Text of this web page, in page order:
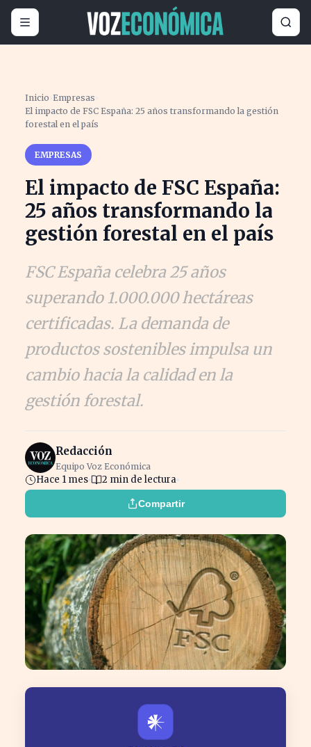
Inicio ›Empresas ›
El impacto de FSC España: 25 años transformando la gestión
forestal en el país
EMPRESAS
El impacto de FSC España:
25 años transformando la
gestión forestal en el país
FSC España celebra 25 años
superando 1.000.000 hectáreas
certificadas. La demanda de
productos sostenibles impulsa un
cambio hacia la calidad en la
gestión forestal.
Redacción
Equipo Voz Económica
Hace 1 mes 2 min de lectura
Compartir
𒀭